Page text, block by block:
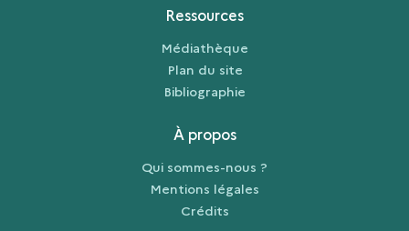
Ressources
Médiathèque
Plan du site
Bibliographie
À propos
Qui sommes-nous ?
Mentions légales
Crédits